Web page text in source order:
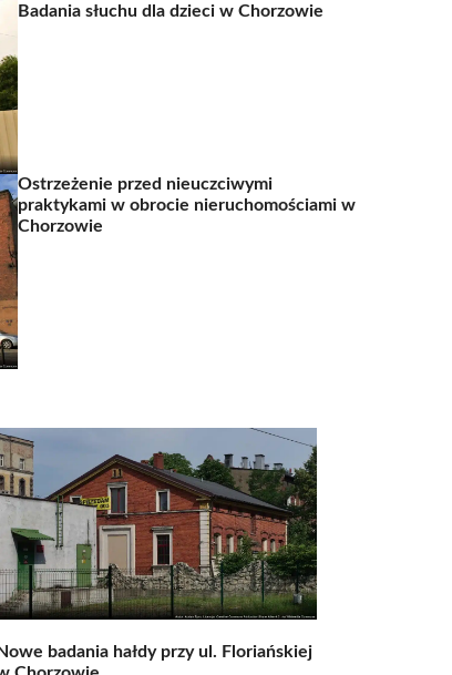
Badania słuchu dla dzieci w Chorzowie
Ostrzeżenie przed nieuczciwymi
praktykami w obrocie nieruchomościami w
Chorzowie
Nowe badania hałdy przy ul. Floriańskiej